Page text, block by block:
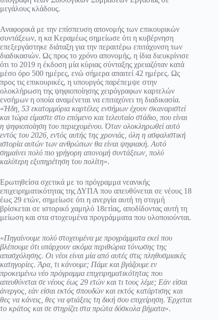
μεγάλους κλάδους.
Αναφορικά με την επίσπευση απονομής των επικουρικών
συντάξεων, η κα Κεραμέως σημείωσε ότι η κυβέρνηση
επεξεργάστηκε διάταξη για την περαιτέρω επιτάχυνση των
διαδικασιών. Ως προς το χρόνο απονομής, η ίδια διευκρίνισε
ότι το 2019 η έκδοση μία κύριας σύνταξης χρειαζόταν κατά
μέσο όρο 500 ημέρες, ενώ σήμερα απαιτεί 42 ημέρες. Ως
προς τις επικουρικές, η υπουργός παρέπεμψε στην
ολοκλήρωση της ψηφιοποίησης χειρόγραφων καρτελών
ενσήμων η οποία αναμένεται να επιταχύνει τη διαδικασία.
«Ήδη, 53 εκατομμύρια καρτέλες ενσήμων έχουν σκαναριστεί
και τώρα είμαστε στο επόμενο και τελευταίο στάδιο, που είναι
η ψηφιοποίηση του περιεχομένου. Όταν ολοκληρωθεί αυτό
εντός του 2026, εντός αυτής της χρονιάς, όλη η ασφαλιστική
ιστορία αυτών των ανθρώπων θα είναι ψηφιακή. Αυτό
σημαίνει πολύ πιο γρήγορη απονομή συντάξεων, πολύ
καλύτερη εξυπηρέτηση του πολίτη».
Ερωτηθείσα σχετικά με το πρόγραμμα νεανικής
επιχειρηματικότητας της ΔΥΠΑ που απευθύνεται σε νέους 18
έως 29 ετών, σημείωσε ότι η ανεργία αυτή τη στιγμή
βρίσκεται σε ιστορικό χαμηλό 18ετίας, αποδίδοντας αυτή τη
μείωση και στα στοχευμένα προγράμματα που υλοποιούνται.
«Πηγαίνουμε πολύ στοχευμένα με προγράμματα εκεί που
βλέπουμε ότι υπάρχουν ακόμα περιθώρια τόνωσης της
απασχόλησης. Οι νέοι είναι μία από αυτές στις πληθυσμιακές
κατηγορίες. Άρα, τι κάνουμε; Πάμε και βγάζουμε εν
προκειμένω νέο πρόγραμμα επιχειρηματικότητας που
απευθύνεται σε νέους έως 29 ετών και τι τους λέμε; Εάν είσαι
άνεργος, εάν είσαι εκτός σπουδών και εκτός κατάρτισης και
θες να κάνεις, θες να φτιάξεις τη δική σου επιχείρηση. Έρχεται
το κράτος και σε στηρίζει στα πρώτα δύσκολα βήματα».